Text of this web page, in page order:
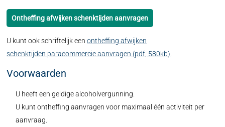
Ontheffing afwijken schenktijden aanvragen
U kunt ook schriftelijk eenontheffing afwijken
schenktijden paracommercie aanvragen (pdf, 580kb)
Voorwaarden
U heeft een geldige alcoholvergunning.
U kunt ontheffing aanvragen voor maximaal één activiteit per
aanvraag.